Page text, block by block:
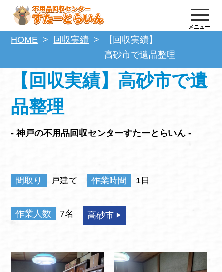
メニュー
HOME 回収実績
【回収実績】
高砂市で遺品整理
【回収実績】高砂市で遺
品整理
- 神戸の不用品回収センターすたーとらいん -
間取り 戸建て 作業時間 1日
作業人数 7名 高砂市